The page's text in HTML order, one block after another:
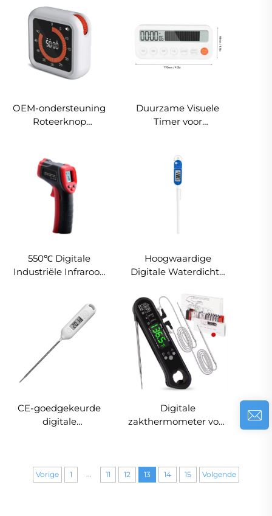
Beschikbaar in zwart
wit Wekkerklok
met 1U/5M/1U/1S
Uitgangen
OEM-ondersteuning
Roteerknop
Countdowntimer met
Voortgangsbalk
Duurzame Visuele
Timer voor
1U/5M/1M/1S Reset
Toon Laag Batterij
Herinnering Meet- en
Analyse-instrument
550℃ Digitale
Industriële Infrarood
Temperatuur Pistool
Hygrometer Theorie
Batterij OEM ODM
Pizza Oven
Kooktoestel
Hoogwaardige
Digitale Waterdichte
Friteerpan
Voedselthermometer
CE-goedgekeurde
digitale
temperatuurtester
Digitale
zakthermometer voor
Vorige 1 11 12 13 14 15 Volgende